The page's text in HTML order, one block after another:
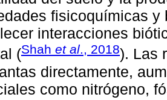
fisicoquímicas
interacciones
(Shah et al., 2018). Las
directamente,
como nitrógeno,